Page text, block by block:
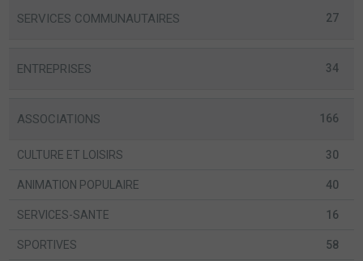
SERVICES COMMUNAUTAIRES 27
ENTREPRISES 34
ASSOCIATIONS 166
CULTURE ET LOISIRS 30
ANIMATION POPULAIRE 40
SERVICES-SANTE 16
SPORTIVES 58